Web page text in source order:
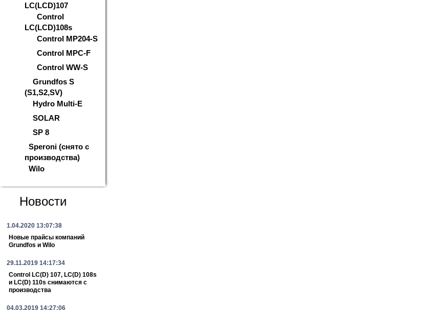
LC(LCD)107
Control
LC(LCD)108s
Control MP204-S
Control MPC-F
Control WW-S
Grundfos S
(S1,S2,SV)
Hydro Multi-E
SOLAR
SP 8
Speroni (снято с
производства)
Wilo
Новости
1.04.2020 13:07:38
Новые прайсы компаний
Grundfos и Wilo
29.11.2019 14:17:34
Control LC(D) 107, LC(D) 108s
и LC(D) 110s снимаются с
производства
04.03.2019 14:27:06